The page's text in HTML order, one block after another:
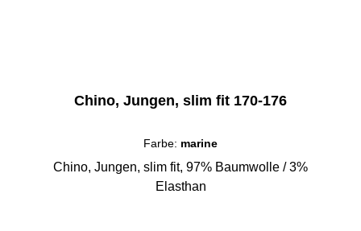
Chino, Jungen, slim fit 170-176
Farbe: marine
Chino, Jungen, slim fit, 97% Baumwolle / 3%
Elasthan